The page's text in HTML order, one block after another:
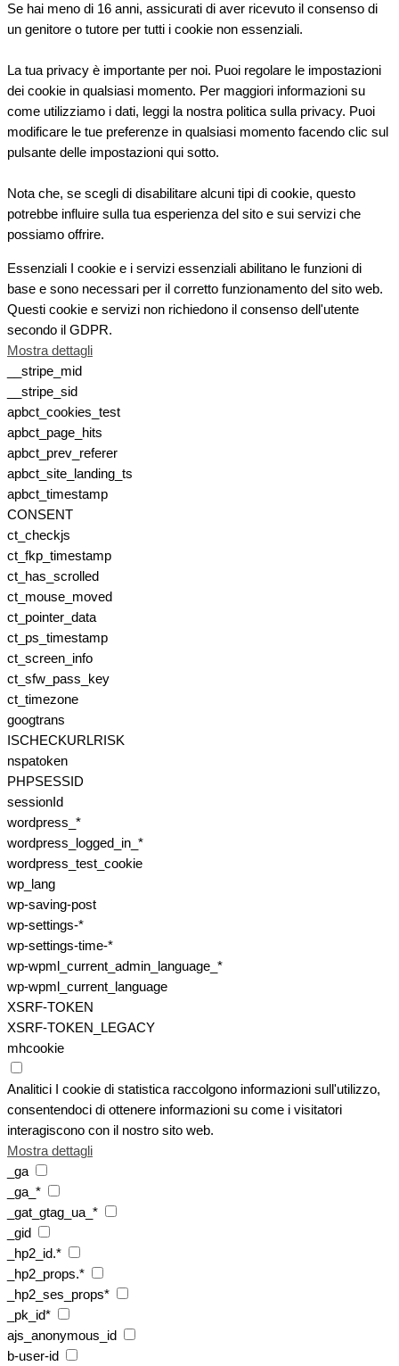
Se hai meno di 16 anni, assicurati di aver ricevuto il consenso di
un genitore o tutore per tutti i cookie non essenziali.
La tua privacy è importante per noi. Puoi regolare le impostazioni
dei cookie in qualsiasi momento. Per maggiori informazioni su
come utilizziamo i dati, leggi la nostra politica sulla privacy. Puoi
modificare le tue preferenze in qualsiasi momento facendo clic sul
pulsante delle impostazioni qui sotto.
Nota che, se scegli di disabilitare alcuni tipi di cookie, questo
potrebbe influire sulla tua esperienza del sito e sui servizi che
possiamo offrire.
Essenziali I cookie e i servizi essenziali abilitano le funzioni di
base e sono necessari per il corretto funzionamento del sito web.
Questi cookie e servizi non richiedono il consenso dell'utente
secondo il GDPR.
Mostra dettagli
__stripe_mid
__stripe_sid
apbct_cookies_test
apbct_page_hits
apbct_prev_referer
apbct_site_landing_ts
apbct_timestamp
CONSENT
ct_checkjs
ct_fkp_timestamp
ct_has_scrolled
ct_mouse_moved
ct_pointer_data
ct_ps_timestamp
ct_screen_info
ct_sfw_pass_key
ct_timezone
googtrans
ISCHECKURLRISK
nspatoken
PHPSESSID
sessionId
wordpress_*
wordpress_logged_in_*
wordpress_test_cookie
wp_lang
wp-saving-post
wp-settings-*
wp-settings-time-*
wp-wpml_current_admin_language_*
wp-wpml_current_language
XSRF-TOKEN
XSRF-TOKEN_LEGACY
mhcookie
Analitici I cookie di statistica raccolgono informazioni sull'utilizzo,
consentendoci di ottenere informazioni su come i visitatori
interagiscono con il nostro sito web.
Mostra dettagli
_ga
_ga_*
_gat_gtag_ua_*
_gid
_hp2_id.*
_hp2_props.*
_hp2_ses_props*
_pk_id*
ajs_anonymous_id
b-user-id